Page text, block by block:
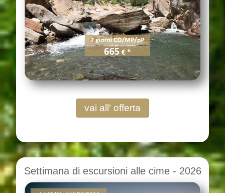
vai all' offerta
Settimana di escursioni alle cime - 2026